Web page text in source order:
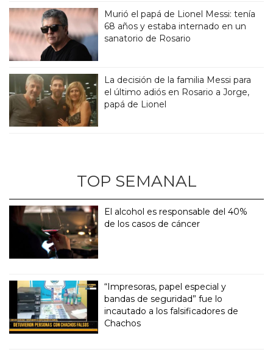
Murió el papá de Lionel Messi: tenía
68 años y estaba internado en un
sanatorio de Rosario
La decisión de la familia Messi para
el último adiós en Rosario a Jorge,
papá de Lionel
TOP SEMANAL
El alcohol es responsable del 40%
de los casos de cáncer
“Impresoras, papel especial y
bandas de seguridad” fue lo
incautado a los falsificadores de
Chachos